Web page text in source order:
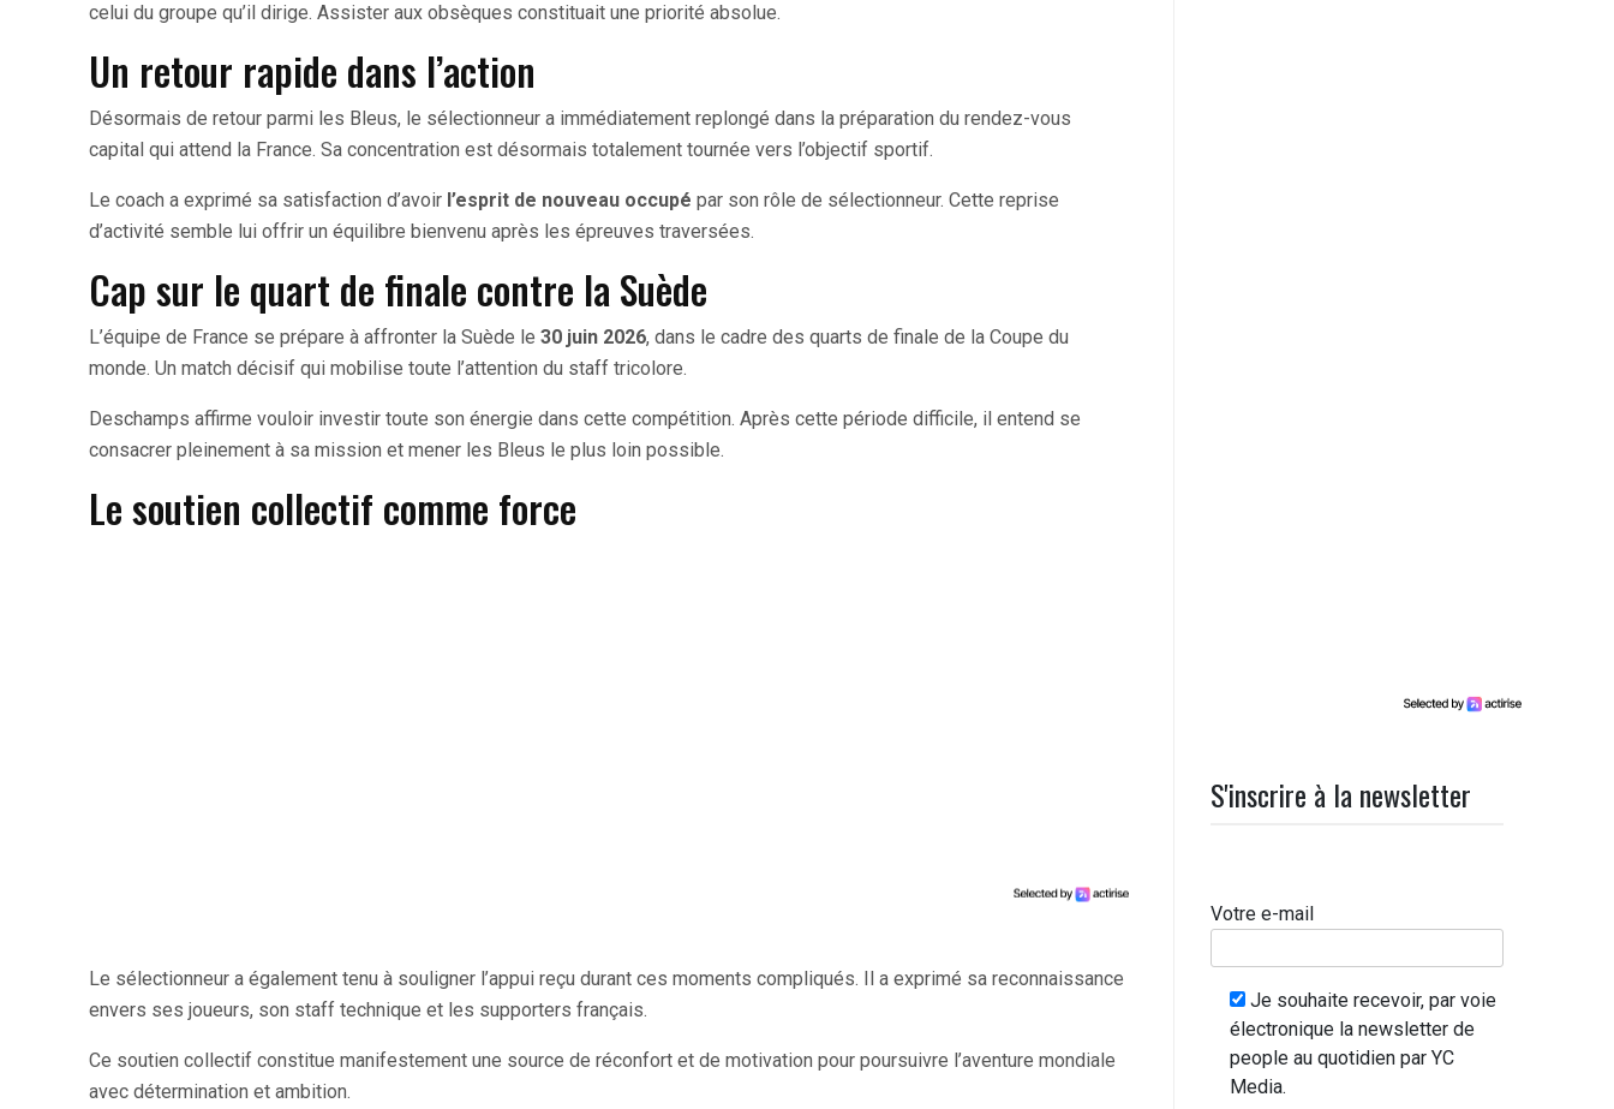
celui du groupe qu’il dirige. Assister aux obsèques constituait une priorité absolue.
Un retour rapide dans l’action
Désormais de retour parmi les Bleus, le sélectionneur a immédiatement replongé dans la préparation du rendez-vous
capital qui attend la France. Sa concentration est désormais totalement tournée vers l’objectif sportif.
Le coach a exprimé sa satisfaction d’avoir l’esprit de nouveau occupé par son rôle de sélectionneur. Cette reprise
d’activité semble lui offrir un équilibre bienvenu après les épreuves traversées.
Cap sur le quart de finale contre la Suède
L’équipe de France se prépare à affronter la Suède le 30 juin 2026, dans le cadre des quarts de finale de la Coupe du
monde. Un match décisif qui mobilise toute l’attention du staff tricolore.
Deschamps affirme vouloir investir toute son énergie dans cette compétition. Après cette période difficile, il entend se
consacrer pleinement à sa mission et mener les Bleus le plus loin possible.
Le soutien collectif comme force
Le sélectionneur a également tenu à souligner l’appui reçu durant ces moments compliqués. Il a exprimé sa reconnaissance
envers ses joueurs, son staff technique et les supporters français.
Ce soutien collectif constitue manifestement une source de réconfort et de motivation pour poursuivre l’aventure mondiale
avec détermination et ambition.
S'inscrire à la newsletter
Votre e-mail
Je souhaite recevoir, par voie
électronique la newsletter de
people au quotidien par YC
Media.